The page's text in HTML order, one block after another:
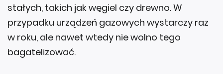
stałych, takich jak węgiel czy drewno. W
przypadku urządzeń gazowych wystarczy raz
w roku, ale nawet wtedy nie wolno tego
bagatelizować.